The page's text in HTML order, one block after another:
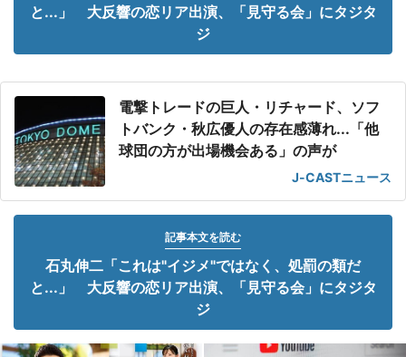
と...」 大反響の恋リア出演、「見守る会」にタジタ
ジ
電撃トレードの巨人・リチャード、ソフ
トバンク・秋広優人の存在感薄れ...「他
球団の方が出場機会ある」の声が
J-CASTニュース
記事本文を読む
石丸伸二「これは"イジメ"ではなく、処罰の類だ
と...」 大反響の恋リア出演、「見守る会」にタジタ
ジ